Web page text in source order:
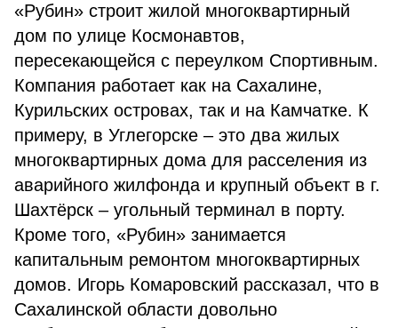
«Рубин» строит жилой многоквартирный
дом по улице Космонавтов,
пересекающейся с переулком Спортивным.
Компания работает как на Сахалине,
Курильских островах, так и на Камчатке. К
примеру, в Углегорске – это два жилых
многоквартирных дома для расселения из
аварийного жилфонда и крупный объект в г.
Шахтёрск – угольный терминал в порту.
Кроме того, «Рубин» занимается
капитальным ремонтом многоквартирных
домов. Игорь Комаровский рассказал, что в
Сахалинской области довольно